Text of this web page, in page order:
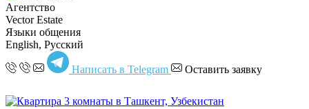
Агентство
Vector Estate
Языки общения
English, Русский
Написать в Telegram Оставить заявку